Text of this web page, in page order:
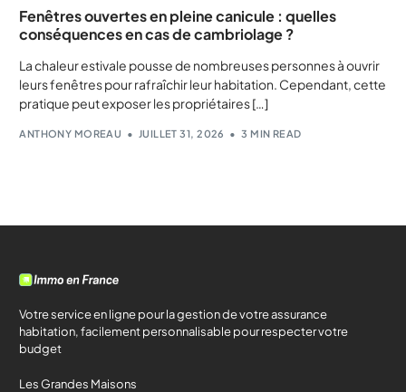
Fenêtres ouvertes en pleine canicule : quelles
conséquences en cas de cambriolage ?
La chaleur estivale pousse de nombreuses personnes à ouvrir
leurs fenêtres pour rafraîchir leur habitation. Cependant, cette
pratique peut exposer les propriétaires […]
ANTHONY MOREAU JUILLET 31, 2026 3 MIN READ
Votre service en ligne pour la gestion de votre assurance
habitation, facilement personnalisable pour respecter votre
budget
Les Grandes Maisons